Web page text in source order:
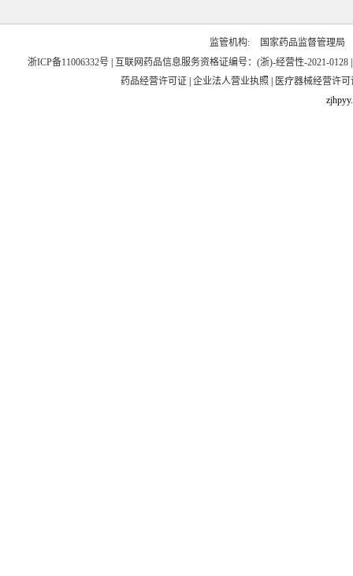
监管机构:
国家药品监督管理局
浙ICP备11006332号
互联网药品信息服务资格证编号：(浙)-经营性-2021-0128
药品经营许可证
企业法人营业执照
医疗器械经营许可